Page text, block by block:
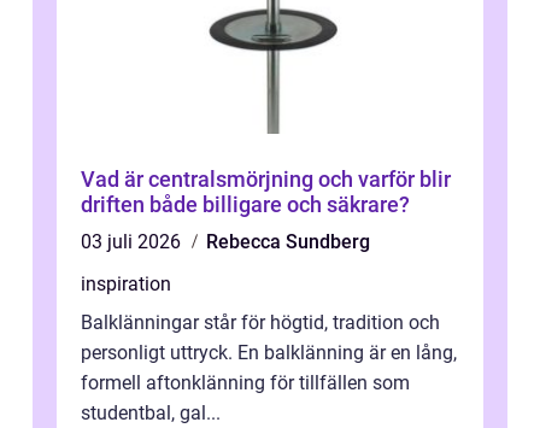
Vad är centralsmörjning och varför blir
driften både billigare och säkrare?
03 juli 2026
Rebecca Sundberg
inspiration
Balklänningar står för högtid, tradition och
personligt uttryck. En balklänning är en lång,
formell aftonklänning för tillfällen som
studentbal, gal...